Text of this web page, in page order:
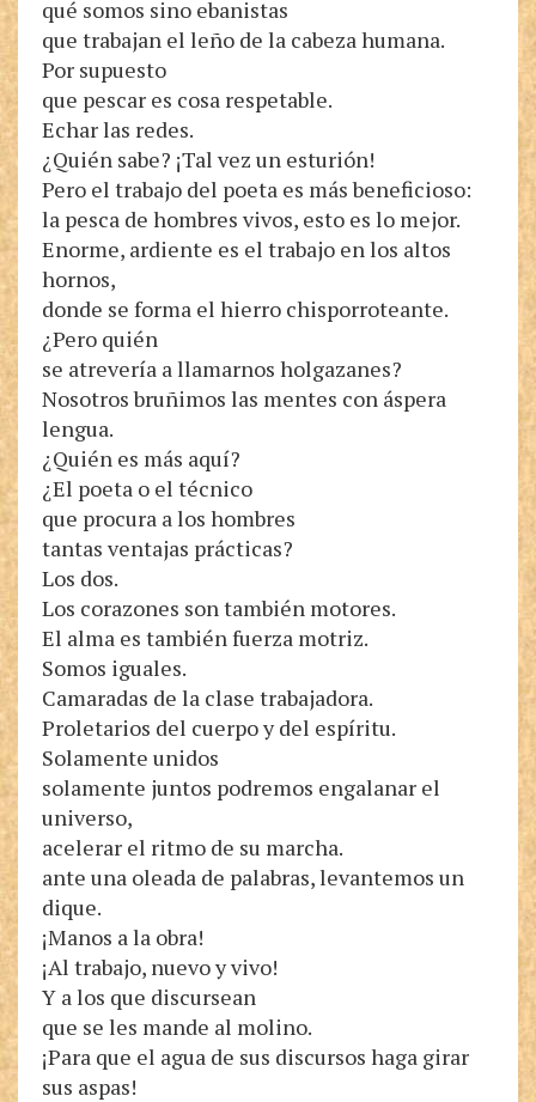
qué somos sino ebanistas
que trabajan el leño de la cabeza humana.
Por supuesto
que pescar es cosa respetable.
Echar las redes.
¿Quién sabe? ¡Tal vez un esturión!
Pero el trabajo del poeta es más beneficioso:
la pesca de hombres vivos, esto es lo mejor.
Enorme, ardiente es el trabajo en los altos
hornos,
donde se forma el hierro chisporroteante.
¿Pero quién
se atrevería a llamarnos holgazanes?
Nosotros bruñimos las mentes con áspera
lengua.
¿Quién es más aquí?
¿El poeta o el técnico
que procura a los hombres
tantas ventajas prácticas?
Los dos.
Los corazones son también motores.
El alma es también fuerza motriz.
Somos iguales.
Camaradas de la clase trabajadora.
Proletarios del cuerpo y del espíritu.
Solamente unidos
solamente juntos podremos engalanar el
universo,
acelerar el ritmo de su marcha.
ante una oleada de palabras, levantemos un
dique.
¡Manos a la obra!
¡Al trabajo, nuevo y vivo!
Y a los que discursean
que se les mande al molino.
¡Para que el agua de sus discursos haga girar
sus aspas!